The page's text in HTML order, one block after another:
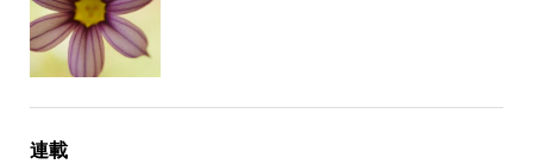
連載